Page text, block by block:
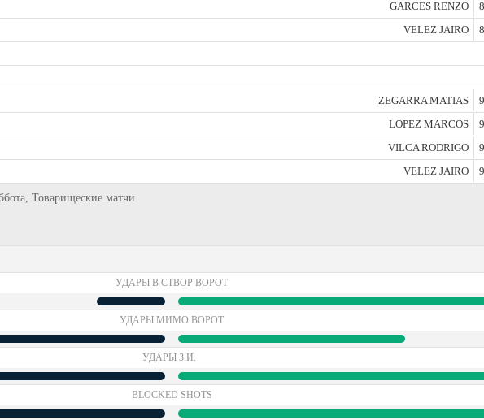
GARCES RENZO
VELEZ JAIRO
ZEGARRA MATIAS
LOPEZ MARCOS
VILCA RODRIGO
VELEZ JAIRO
Товарищеские матчи
УДАРЫ В СТВОР ВОРОТ
УДАРЫ МИМО ВОРОТ
УДАРЫ З.И.
BLOCKED SHOTS